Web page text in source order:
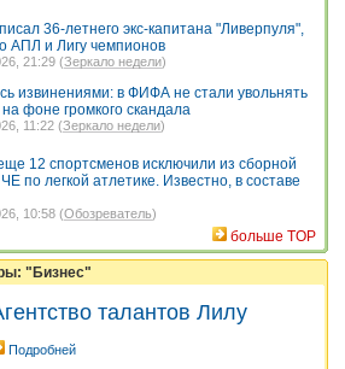
36-летнего экс-капитана "Ливерпуля",
АПЛ и Лигу чемпионов
21:29 (Зеркало недели)
извинениями: в ФИФА не стали увольнять
фоне громкого скандала
11:22 (Зеркало недели)
12 спортсменов исключили из сборной
по легкой атлетике. Известно, в составе
10:58 (Обозреватель)
больше TOP
"Бизнес"
талантов Лилу
Подробней